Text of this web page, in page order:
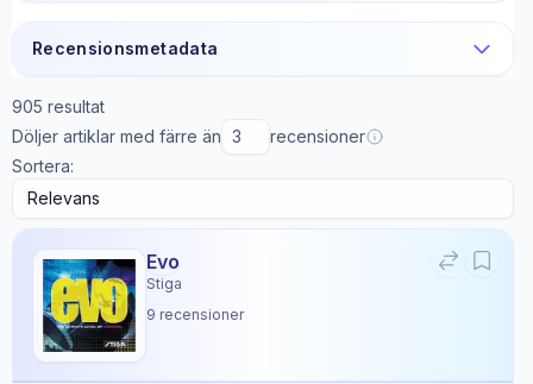
Recensionsmetadata
905 resultat
Döljer artiklar med färre än
recensioner
Sortera:
Evo
Stiga
9 recensioner